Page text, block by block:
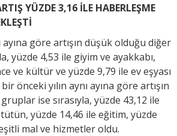
YÜZDE 3,16 İLE HABERLEŞME
ayına göre artışın düşük olduğu diğer
yüzde 4,53 ile giyim ve ayakkabı,
ve kültür ve yüzde 9,79 ile ev eşyası
önceki yılın aynı ayına göre artışın
ise sırasıyla, yüzde 43,12 ile
yüzde 14,46 ile eğitim, yüzde
mal ve hizmetler oldu.